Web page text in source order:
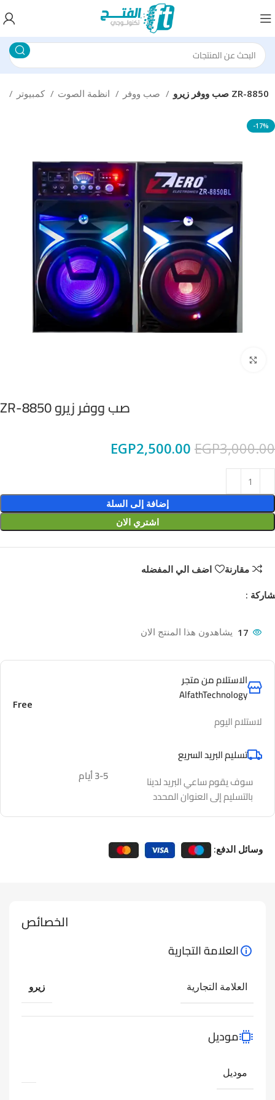
كمبيوتر صب ووفر زيرو ZR-8850
-17%
صب ووفر زيرو ZR-8850
EGP3,000.00
EGP2,500.00
إضافة إلى السلة
اشتري الان
مقارنة اضف الي المفضله
:
17 يشاهدون هذا المنتج الان
الاستلام من متجر
AlfathTechnology
لاستلام اليوم
Free
تسليم البريد السريع
سوف يقوم ساعي البريد لدينا
بالتسليم إلى العنوان المحدد
3-5 أيام
وسائل الدفع:
الخصائص
العلامة التجارية
العلامة التجارية زيرو
موديل
موديل